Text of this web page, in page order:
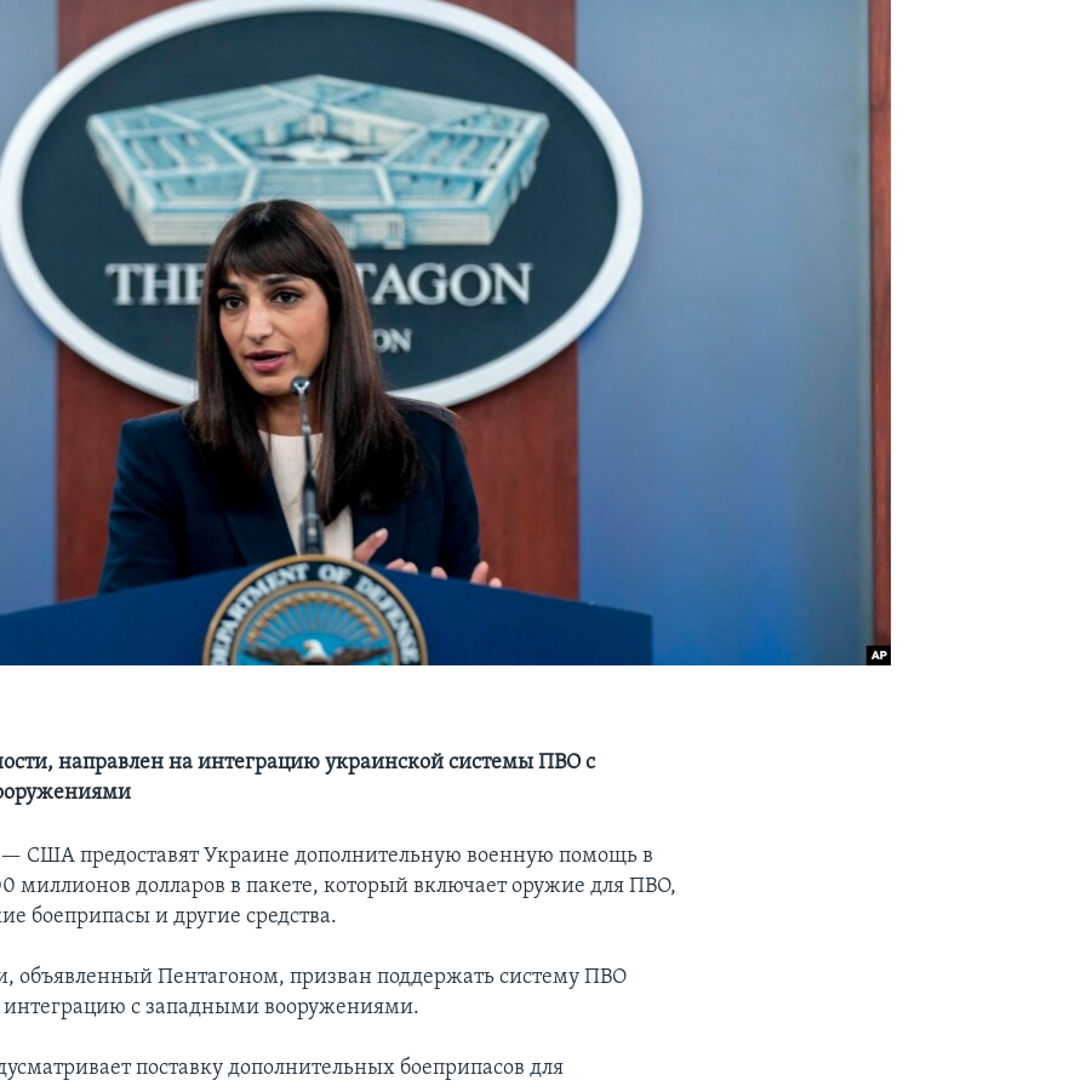
направлен на интеграцию украинской системы ПВО с
— США предоставят Украине дополнительную военную помощь в
миллионов долларов в пакете, который включает оружие для ПВО,
боеприпасы и другие средства.
объявленный Пентагоном, призван поддержать систему ПВО
с западными вооружениями.
поставку дополнительных боеприпасов для